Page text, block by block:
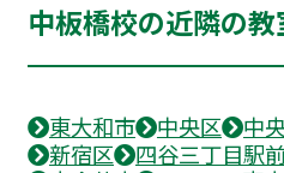
中板橋校の近隣の教
東大和市 中央区 中
新宿区
四谷三丁目駅